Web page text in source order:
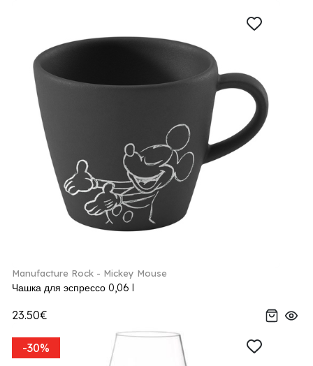
Manufacture Rock - Mickey Mouse
Чашка для эспрессо 0,06 l
23.50€
-30%